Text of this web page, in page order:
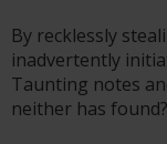
By recklessly
inadvertently
Taunting notes
neither has